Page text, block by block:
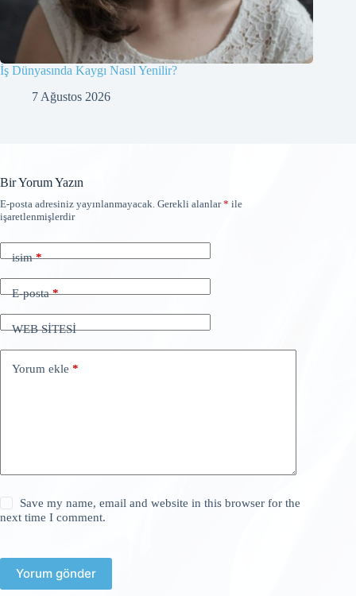
İş Dünyasında Kaygı Nasıl Yenilir?
7 Ağustos 2026
Bir Yorum Yazın
E-posta adresiniz yayınlanmayacak. Gerekli alanlar* ile
işaretlenmişlerdir
isim*
E-posta*
WEB SİTESİ
Yorum ekle *
Save my name, email and website in this browser for the
next time I comment.
Yorum gönder